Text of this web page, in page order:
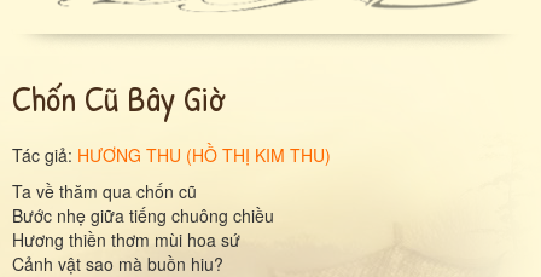
Chốn Cũ Bây Giờ
Tác giả: HƯƠNG THU (HỒ THỊ KIM THU)
Ta về thăm qua chốn cũ
Bước nhẹ giữa tiếng chuông chiều
Hương thiền thơm mùi hoa sứ
Cảnh vật sao mà buồn hiu?